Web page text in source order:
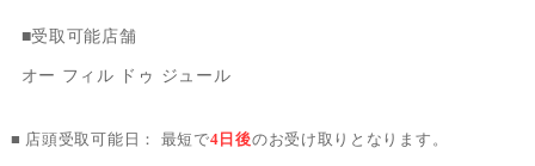
■受取可能店舗
オー フィル ドゥ ジュール
■ 店頭受取可能日： 最短で4日後のお受け取りとなります。